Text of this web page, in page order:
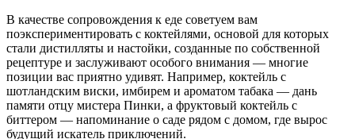
В качестве сопровождения к еде советуем вам
поэкспериментировать с коктейлями, основой для которых
стали дистилляты и настойки, созданные по собственной
рецептуре и заслуживают особого внимания — многие
позиции вас приятно удивят. Например, коктейль с
шотландским виски, имбирем и ароматом табака — дань
памяти отцу мистера Пинки, а фруктовый коктейль с
биттером — напоминание о саде рядом с домом, где вырос
будущий искатель приключений.